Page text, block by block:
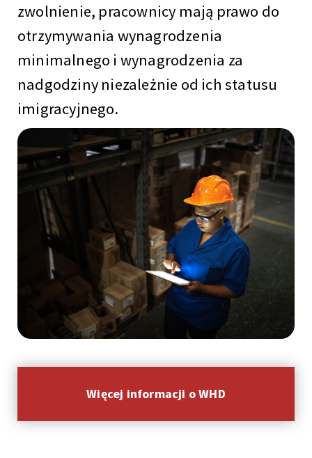
zwolnienie, pracownicy mają prawo do
otrzymywania wynagrodzenia
minimalnego i wynagrodzenia za
nadgodziny niezależnie od ich statusu
imigracyjnego.
Więcej informacji o WHD